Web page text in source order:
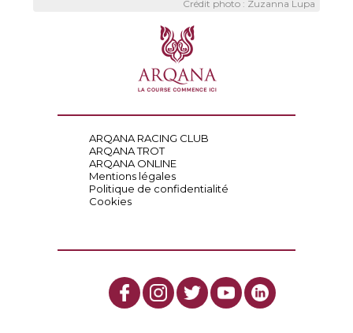
Crédit photo : Zuzanna Lupa
ARQANA RACING CLUB
ARQANA TROT
ARQANA ONLINE
Mentions légales
Politique de confidentialité
Cookies